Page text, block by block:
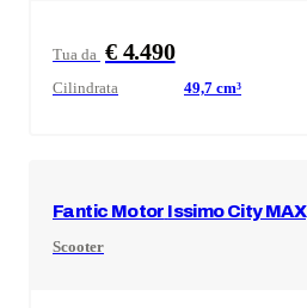
Tua da € 4.490
Cilindrata 49,7 cm³
Fantic Motor Issimo City MAX
Scooter